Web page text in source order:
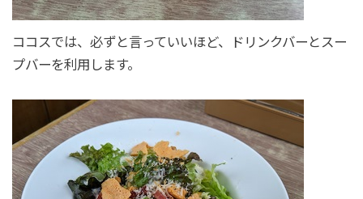
ココスでは、必ずと言っていいほど、ドリンクバーとスー
プバーを利用します。